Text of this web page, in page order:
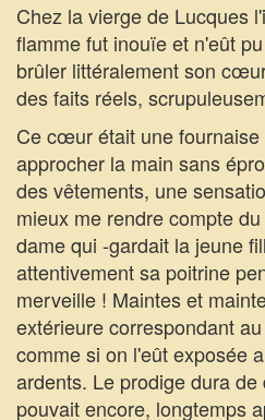
Chez la vierge de Lucques
flamme fut inouïe et n'eût
brûler littéralement son
des faits réels,
Ce cœur était une fournaise
approcher la main sans
des vêtements, une
mieux me rendre compte
dame qui -gardait la jeune
attentivement sa poitrine
merveille ! Maintes et
extérieure correspondant
comme si on l'eût exposée
ardents. Le prodige dura
pouvait encore, longtemps